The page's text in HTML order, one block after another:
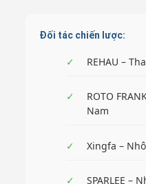
Đối tác chiến lược:
✓ REHAU –
✓
ROTO
Nam
✓ Xingfa –
✓ SPARLEE –